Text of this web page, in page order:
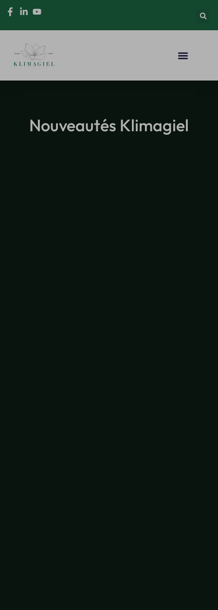
Nouveautés Klimagiel